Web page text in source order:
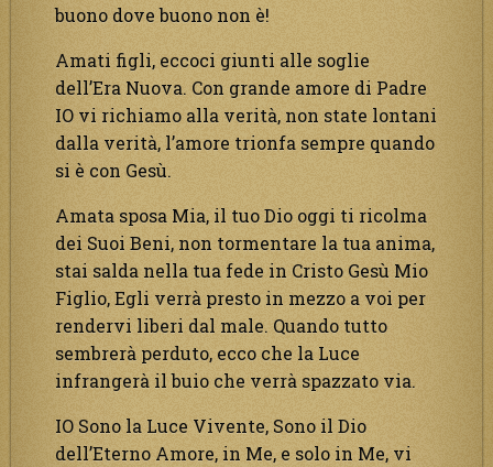
buono dove buono non è!
Amati figli, eccoci giunti alle soglie
dell’Era Nuova. Con grande amore di Padre
IO vi richiamo alla verità, non state lontani
dalla verità, l’amore trionfa sempre quando
si è con Gesù.
Amata sposa Mia, il tuo Dio oggi ti ricolma
dei Suoi Beni, non tormentare la tua anima,
stai salda nella tua fede in Cristo Gesù Mio
Figlio, Egli verrà presto in mezzo a voi per
rendervi liberi dal male. Quando tutto
sembrerà perduto, ecco che la Luce
infrangerà il buio che verrà spazzato via.
IO Sono la Luce Vivente, Sono il Dio
dell’Eterno Amore, in Me, e solo in Me, vi